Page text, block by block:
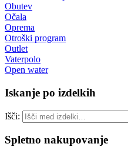
Obutev
Očala
Oprema
Otroški program
Outlet
Vaterpolo
Open water
Iskanje po izdelkih
Išči:
Spletno nakupovanje